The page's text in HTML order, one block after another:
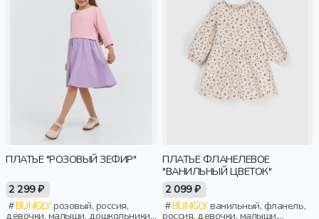
ПЛАТЬЕ "РОЗОВЫЙ ЗЕФИР"
2 299 ₽
BUNGLYрозовый, россия,
девочки, малыши, дошкольники,
ПЛАТЬЕ ФЛАНЕЛЕВОЕ
"ВАНИЛЬНЫЙ ЦВЕТОК"
2 099 ₽
BUNGLYванильный, фланель,
россия, девочки, малыши,